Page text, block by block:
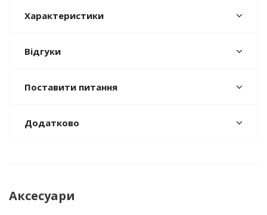
Характеристики
Відгуки
Поставити питання
Додатково
Аксесуари